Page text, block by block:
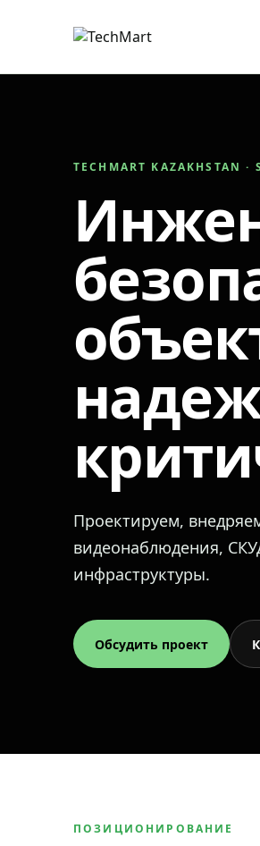
TECHMART KAZAKHSTAN ·
Проектируем,
видеонаблюдения,
инфраструктуры.
Обсудить проект
ПОЗИЦИОНИРОВАНИЕ